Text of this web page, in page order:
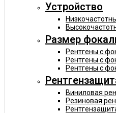
Устройство
Размер
Рентгены с
Рентгены с
Рентгены с
Виниловая
Резиновая